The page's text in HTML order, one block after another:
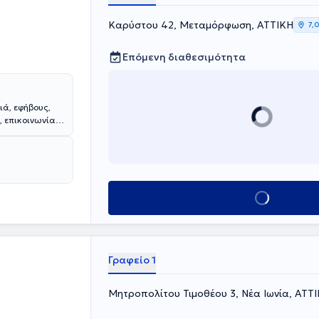
εφήβους,
επικοινωνίας,
και της
πρακτικές
και το
να
Καρύστου 42, Μεταμόρφωση, ΑΤΤΙΚΗ
Επόμενη διαθεσιμότητα
Κλείσε ραντεβού
Γραφείο 1
Μητροπολίτου Τιμοθέου 3, Νέα Ιωνία,